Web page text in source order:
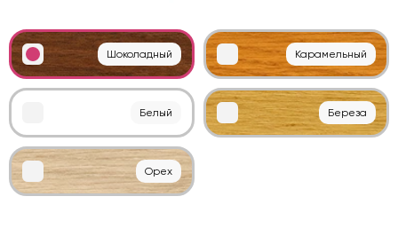
Шоколадный Карамельный
Белый Береза
Орех